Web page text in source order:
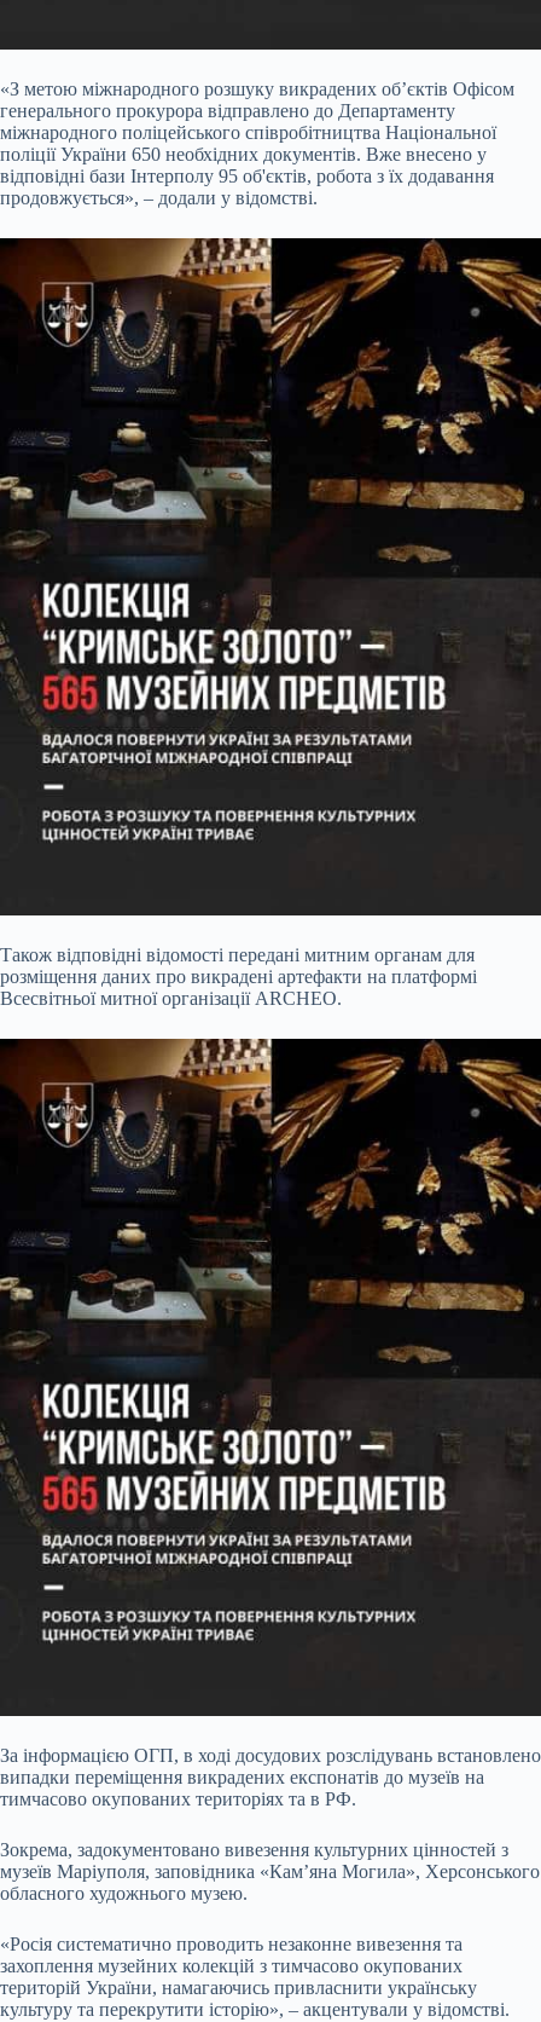
«З метою міжнародного розшуку викрадених об’єктів Офісом
генерального прокурора відправлено до Департаменту
міжнародного поліцейського співробітництва Національної
поліції України 650 необхідних документів. Вже внесено у
відповідні бази Інтерполу 95 об'єктів, робота з їх додавання
продовжується», – додали у відомстві.
Також відповідні відомості передані митним органам для
розміщення даних про викрадені артефакти на платформі
Всесвітньої митної організації ARCHEO.
За інформацією ОГП, в ході досудових розслідувань встановлено
випадки переміщення викрадених експонатів до музеїв на
тимчасово окупованих територіях та в РФ.
Зокрема, задокументовано вивезення культурних цінностей з
музеїв Маріуполя, заповідника «Кам’яна Могила», Херсонського
обласного художнього музею.
«Росія систематично проводить незаконне вивезення та
захоплення музейних колекцій з тимчасово окупованих
територій України, намагаючись привласнити українську
культуру та перекрутити історію», – акцентували у відомстві.